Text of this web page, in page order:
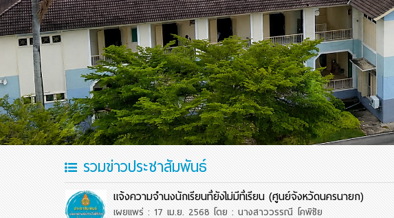
รวมข่าวประชาสัมพันธ์
แจ้งความจำนงนักเรียนที่ยังไม่มีที่เรียน (ศูนย์จังหวัดนครนายก)
เผยแพร่ : 17 เม.ย. 2568 โดย : นางสาววรรณี โคพิชัย